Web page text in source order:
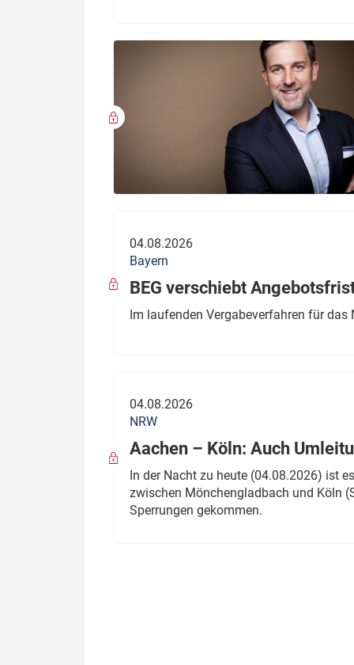
04.08.2026
Bayern
BEG verschiebt
Im laufenden Vergabeverfahren für das
04.08.2026
NRW
Aachen – Köln: Auch
In der Nacht zu heute (04.08.2026) ist
zwischen Mönchengladbach und Köln
Sperrungen gekommen.